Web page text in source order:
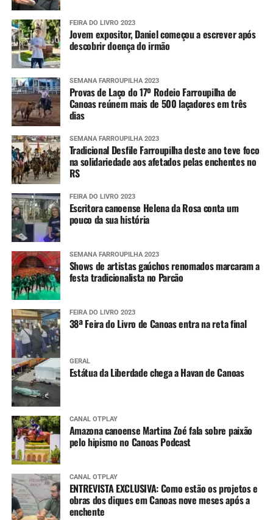
FEIRA DO LIVRO 2023
Jovem expositor, Daniel começou a escrever após
descobrir doença do irmão
SEMANA FARROUPILHA 2023
Provas de Laço do 17º Rodeio Farroupilha de
Canoas reúnem mais de 500 laçadores em três
dias
SEMANA FARROUPILHA 2023
Tradicional Desfile Farroupilha deste ano teve foco
na solidariedade aos afetados pelas enchentes no
RS
FEIRA DO LIVRO 2023
Escritora canoense Helena da Rosa conta um
pouco da sua história
SEMANA FARROUPILHA 2023
Shows de artistas gaúchos renomados marcaram a
festa tradicionalista no Parcão
FEIRA DO LIVRO 2023
38ª Feira do Livro de Canoas entra na reta final
GERAL
Estátua da Liberdade chega a Havan de Canoas
CANAL OTPLAY
Amazona canoense Martina Zoé fala sobre paixão
pelo hipismo no Canoas Podcast
CANAL OTPLAY
ENTREVISTA EXCLUSIVA: Como estão os projetos e
obras dos diques em Canoas nove meses após a
enchente